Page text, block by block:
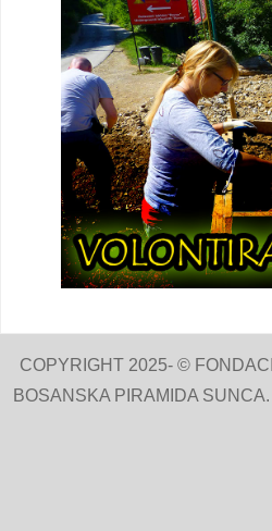
COPYRIGHT 2025- ©
BOSANSKA PIRAMIDA